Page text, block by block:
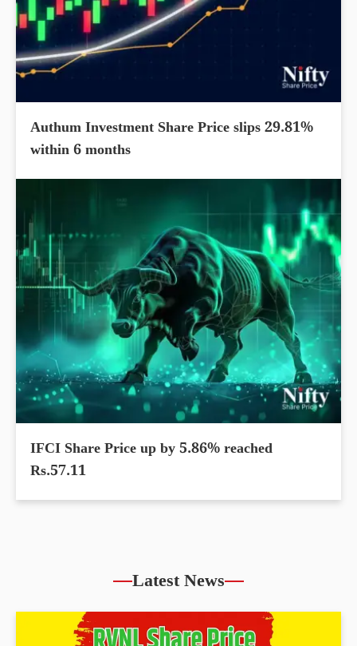
Authum Investment Share Price slips 29.81%
within 6 months
IFCI Share Price up by 5.86% reached
Rs.57.11
Latest News